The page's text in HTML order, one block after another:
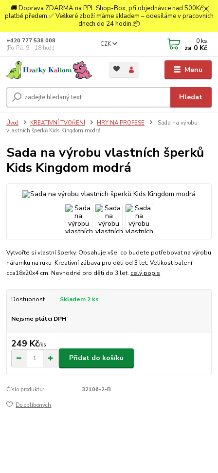
🚚 Doprava ZDARMA na PPL Shop-Box, při objednávce nad 500Kč a
platbě předem.✅ Veškeré zboží máme skladem – odesíláme v pracovních
dnech do 24 hodin.📦
Menu
CZK
Hledat
+420 777 538 008
(Po-Pá, 9 - 18 hod.)
0 ks
za 0 Kč
Úvod KREATIVNÍ TVOŘENÍ HRY NA PROFESE
Sada na výrobu
vlastních šperků Kids Kingdom modrá
Sada na výrobu vlastních šperků
Kids Kingdom modrá
Vytvořte si vlastní šperky. Obsahuje vše, co budete potřebovat na výrobu
náramku na ruku Kreativní zábava pro děti od 3 let. Velikost balení
cca18x20x4 cm. Nevhodné pro děti do 3 let. celý popis
Dostupnost Skladem 2 ks
Nejsme plátci DPH
249 Kč/ks
Přidat do košíku
Číslo produktu: 32106-2-B
Do oblíbených